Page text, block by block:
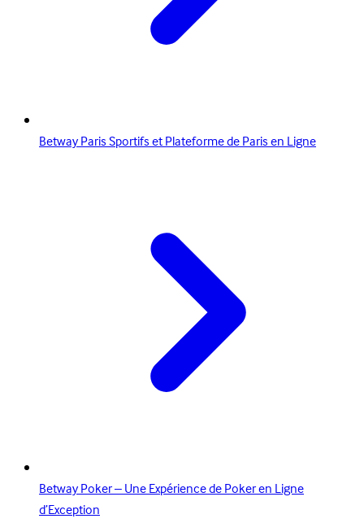
Betway Paris Sportifs et Plateforme de Paris en Ligne
Betway Poker – Une Expérience de Poker en Ligne
d’Exception